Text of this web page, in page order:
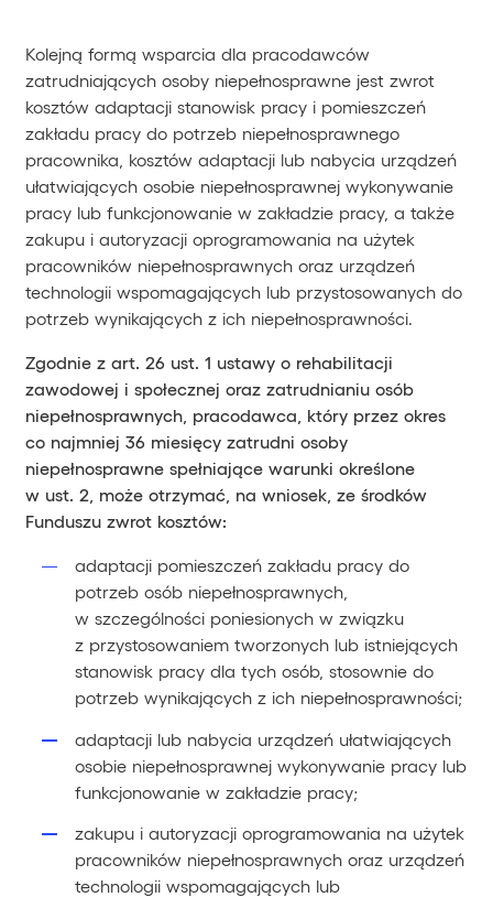
Kolejną formą wsparcia dla pracodawców
zatrudniających osoby niepełnosprawne jest zwrot
kosztów adaptacji stanowisk pracy i pomieszczeń
zakładu pracy do potrzeb niepełnosprawnego
pracownika, kosztów adaptacji lub nabycia urządzeń
ułatwiających osobie niepełnosprawnej wykonywanie
pracy lub funkcjonowanie w zakładzie pracy, a także
zakupu i autoryzacji oprogramowania na użytek
pracowników niepełnosprawnych oraz urządzeń
technologii wspomagających lub przystosowanych do
potrzeb wynikających z ich niepełnosprawności.
Zgodnie z art. 26 ust. 1 ustawy o rehabilitacji
zawodowej i społecznej oraz zatrudnianiu osób
niepełnosprawnych, pracodawca, który przez okres
co najmniej 36 miesięcy zatrudni osoby
niepełnosprawne spełniające warunki określone
w ust. 2, może otrzymać, na wniosek, ze środków
Funduszu zwrot kosztów:
adaptacji pomieszczeń zakładu pracy do
potrzeb osób niepełnosprawnych,
w szczególności poniesionych w związku
z przystosowaniem tworzonych lub istniejących
stanowisk pracy dla tych osób, stosownie do
potrzeb wynikających z ich niepełnosprawności;
adaptacji lub nabycia urządzeń ułatwiających
osobie niepełnosprawnej wykonywanie pracy lub
funkcjonowanie w zakładzie pracy;
zakupu i autoryzacji oprogramowania na użytek
pracowników niepełnosprawnych oraz urządzeń
technologii wspomagających lub